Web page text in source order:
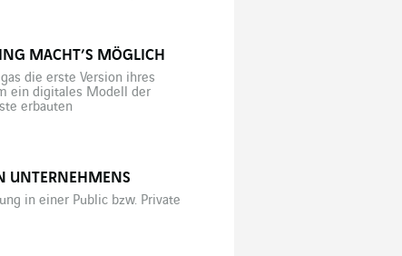
MACHT’S MÖGLICH
die erste Version ihres
ein digitales Modell der
erbauten
UNTERNEHMENS
in einer Public bzw. Private